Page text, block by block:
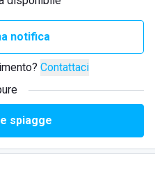
notifica
Contattaci
spiagge